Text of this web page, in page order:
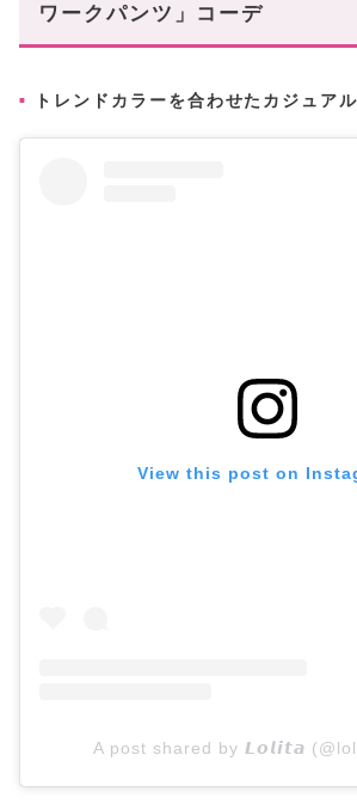
ワークパンツ」コーデ
トレンドカラーを合わせたカジュア
View this post on
A post shared by 𝙇𝙤𝙡𝙞𝙩𝙖